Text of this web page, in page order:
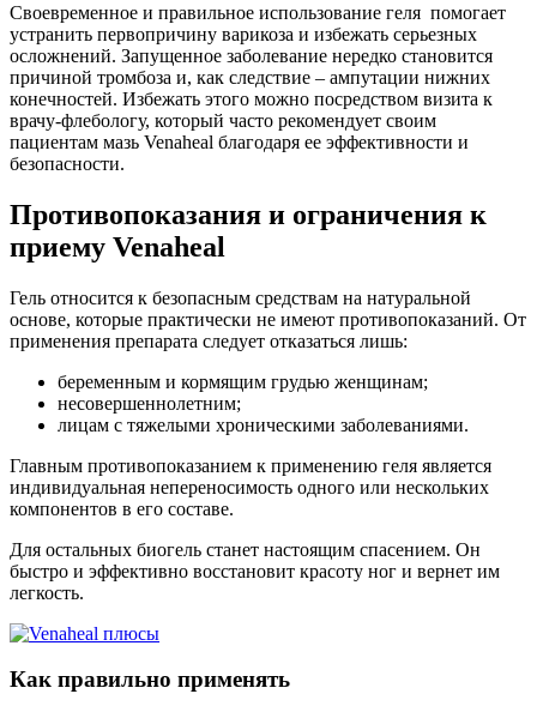
Своевременное и правильное использование геля помогает
устранить первопричину варикоза и избежать серьезных
осложнений. Запущенное заболевание нередко становится
причиной тромбоза и, как следствие – ампутации нижних
конечностей. Избежать этого можно посредством визита к
врачу-флебологу, который часто рекомендует своим
пациентам мазь Venaheal благодаря ее эффективности и
безопасности.
Противопоказания и ограничения к
приему Venaheal
Гель относится к безопасным средствам на натуральной
основе, которые практически не имеют противопоказаний. От
применения препарата следует отказаться лишь:
беременным и кормящим грудью женщинам;
несовершеннолетним;
лицам с тяжелыми хроническими заболеваниями.
Главным противопоказанием к применению геля является
индивидуальная непереносимость одного или нескольких
компонентов в его составе.
Для остальных биогель станет настоящим спасением. Он
быстро и эффективно восстановит красоту ног и вернет им
легкость.
Как правильно применять